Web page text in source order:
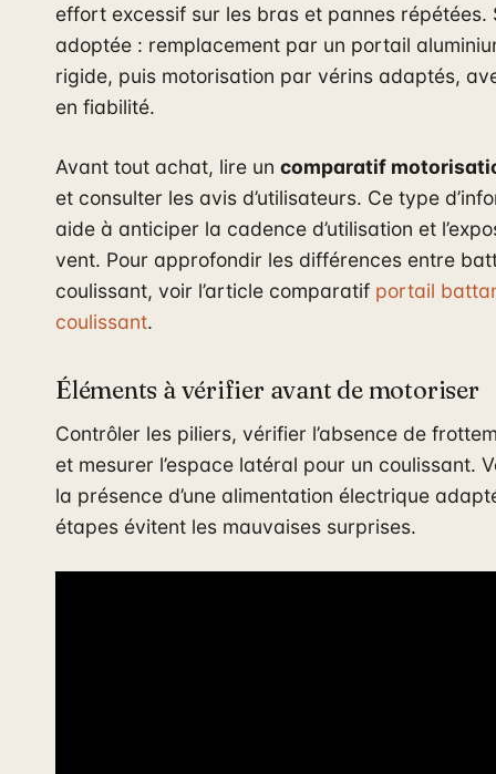
effort excessif sur les bras et pannes répétées.
adoptée : remplacement par un portail
rigide, puis motorisation par vérins adaptés,
en fiabilité.
Avant tout achat, lire un comparatif
et consulter les avis d’utilisateurs. Ce type
aide à anticiper la cadence d’utilisation et
vent. Pour approfondir les différences entre
coulissant, voir l’article comparatif portail
coulissant.
Éléments à vérifier avant de motoriser
Contrôler les piliers, vérifier l’absence de
et mesurer l’espace latéral pour un coulissant.
la présence d’une alimentation électrique
étapes évitent les mauvaises surprises.